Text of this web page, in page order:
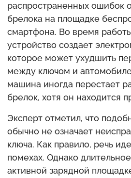
распространенных ошибок
брелока на площадке
смартфона. Во время
устройство создает
которое может ухудшить
между ключом и
машина иногда перестает
брелок, хотя он находится
Эксперт отметил, что
обычно не означает
ключа. Как правило, речь
помехах. Однако
активной зарядной